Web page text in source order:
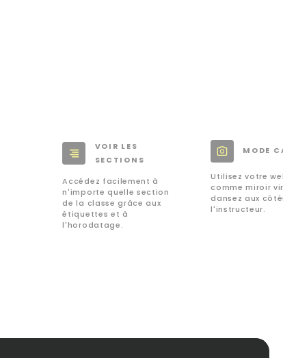
VOIR LES
SECTIONS
Accédez facilement à
n'importe quelle section
de la classe grâce aux
étiquettes et à
l'horodatage.
MODE
Utilisez votre
comme miroir
dansez aux
l'instructeur.